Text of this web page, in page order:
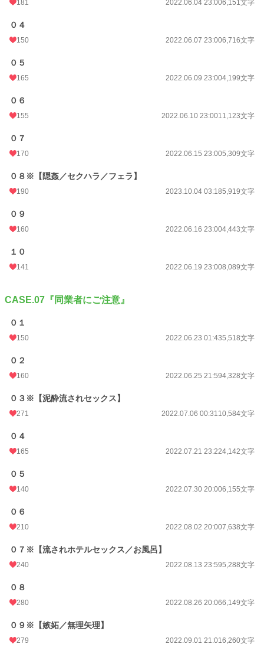
181 2022.06.04 23:006,151文字
０４
150 2022.06.07 23:006,716文字
０５
165 2022.06.09 23:004,199文字
０６
155 2022.06.10 23:0011,123文字
０７
170 2022.06.15 23:005,309文字
０８※【隠姦／セクハラ／フェラ】
190 2023.10.04 03:185,919文字
０９
160 2022.06.16 23:004,443文字
１０
141 2022.06.19 23:008,089文字
CASE.07『同業者にご注意』
０１
150 2022.06.23 01:435,518文字
０２
160 2022.06.25 21:594,328文字
０３※【泥酔流されセックス】
271 2022.07.06 00:3110,584文字
０４
165 2022.07.21 23:224,142文字
０５
140 2022.07.30 20:006,155文字
０６
210 2022.08.02 20:007,638文字
０７※【流されホテルセックス／お風呂】
240 2022.08.13 23:595,288文字
０８
280 2022.08.26 20:066,149文字
０９※【嫉妬／無理矢理】
279 2022.09.01 21:016,260文字